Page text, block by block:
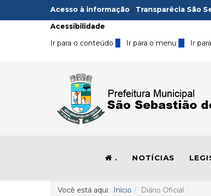
Acesso à informação | Transparêcia São
Acessibilidade
Ir para o conteúdo 1 Ir para o menu 2 Ir
. NOTÍCIAS
Você está aqui: Início Diário Oficial